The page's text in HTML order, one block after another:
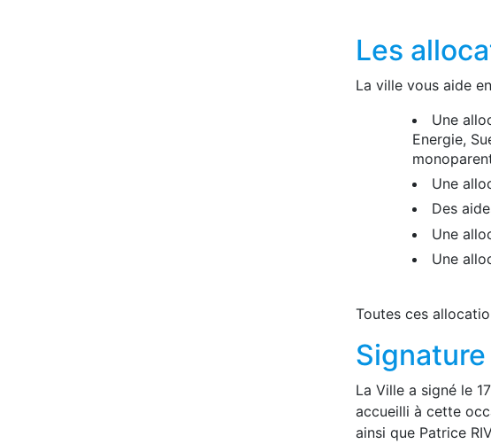
Les
La ville vous aide
Une
Energie,
Une
Des
Une
Une
Toutes ces
Signature
La Ville a signé le
accueilli à cette
ainsi que Patrice